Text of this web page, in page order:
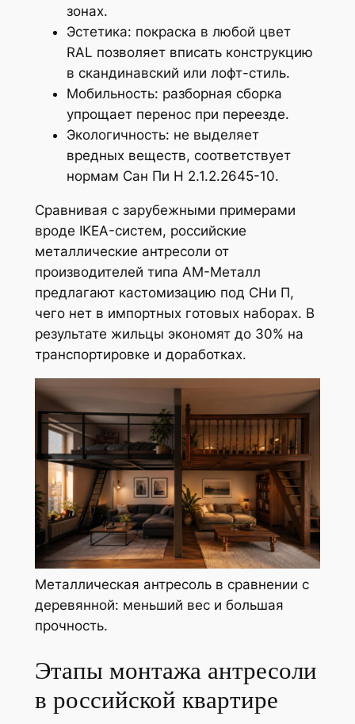
зонах.
Эстетика: покраска в любой цвет
RAL позволяет вписать конструкцию
в скандинавский или лофт-стиль.
Мобильность: разборная сборка
упрощает перенос при переезде.
Экологичность: не выделяет
вредных веществ, соответствует
нормам Сан Пи Н 2.1.2.2645-10.
Сравнивая с зарубежными примерами
вроде IKEA-систем, российские
металлические антресоли от
производителей типа АМ-Металл
предлагают кастомизацию под СНи П,
чего нет в импортных готовых наборах. В
результате жильцы экономят до 30% на
транспортировке и доработках.
Металлическая антресоль в сравнении с
деревянной: меньший вес и большая
прочность.
Этапы монтажа антресоли
в российской квартире